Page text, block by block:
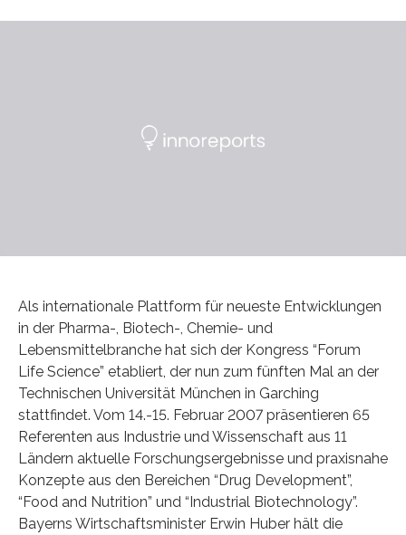
Als internationale Plattform für neueste Entwicklungen
in der Pharma-, Biotech-, Chemie- und
Lebensmittelbranche hat sich der Kongress “Forum
Life Science” etabliert, der nun zum fünften Mal an der
Technischen Universität München in Garching
stattfindet. Vom 14.-15. Februar 2007 präsentieren 65
Referenten aus Industrie und Wissenschaft aus 11
Ländern aktuelle Forschungsergebnisse und praxisnahe
Konzepte aus den Bereichen “Drug Development”,
“Food and Nutrition” und “Industrial Biotechnology”.
Bayerns Wirtschaftsminister Erwin Huber hält die